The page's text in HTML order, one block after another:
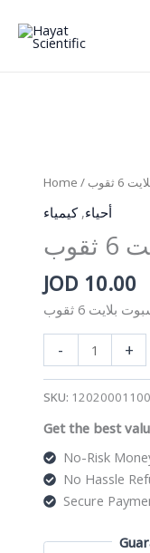
content
Home / ثقوب
أحياء,كيمياء
JOD 10.00
بلايت 6 ثقوب
-
بلايت
quantity
+
SKU:
Get the best
No-Risk
No Hassle
Secure